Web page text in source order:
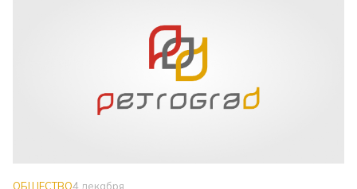
ОБЩЕСТВО4 декабря